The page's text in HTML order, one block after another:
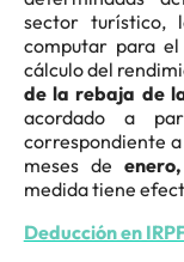
sector turístico,
computar para el
cálculo del
de la rebaja de
acordado a
correspondiente
meses de
medida tiene
Deducción en